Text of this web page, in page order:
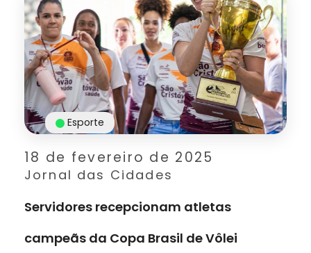
18 de fevereiro de 2025
Jornal das Cidades
Esporte
Servidores recepcionam atletas
campeãs da Copa Brasil de Vôlei